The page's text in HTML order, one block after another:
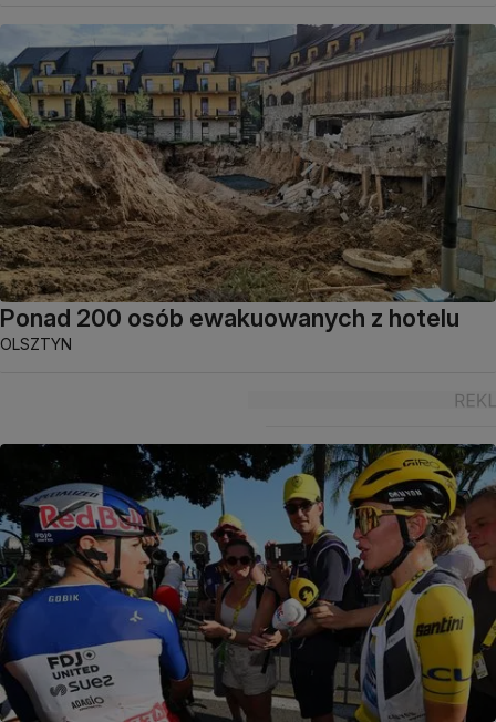
Ponad 200 osób ewakuowanych z hotelu
OLSZTYN